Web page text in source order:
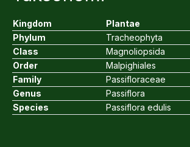
Kingdom
Plantae
Phylum
Tracheophyta
Class
Magnoliopsida
Order
Malpighiales
Family
Passifloraceae
Genus
Passiflora
Species
Passiflora edulis